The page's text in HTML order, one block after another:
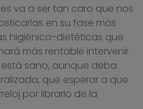
va a ser tan caro que nos
en su fase más
higiénico-dietéticas que
más rentable intervenir
sano, aunque deba
que esperar a que
por librarlo de la